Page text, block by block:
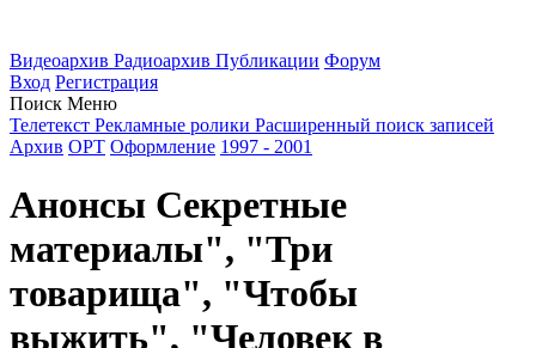
Видеоархив Радиоархив Публикации Форум
Вход Регистрация
Поиск Меню
Телетекст Рекламные ролики Расширенный поиск записей
Архив ОРТ Оформление 1997 - 2001
Анонсы Секретные
материалы", "Три
товарища", "Чтобы
выжить", "Человек в